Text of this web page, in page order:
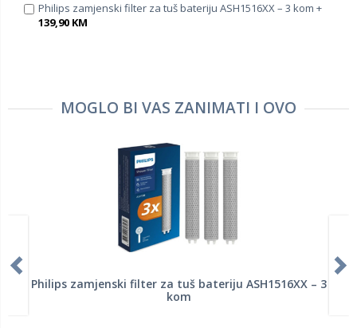
Philips zamjenski filter za tuš bateriju ASH1516XX – 3 kom +
139,90 KM
MOGLO BI VAS ZANIMATI I OVO
Philips zamjenski filter za tuš bateriju ASH1516XX – 3
kom